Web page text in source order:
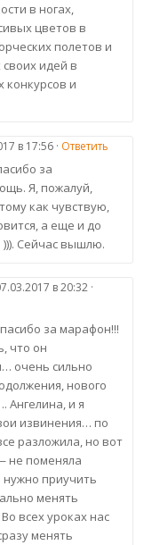
в ногах,
цветов в
полетов и
идей в
конкурсов и
в 17:56 · Ответить
за
Я, пожалуй,
как чувствую,
а еще и до
Сейчас вышлю.
в 20:32 ·
за марафон!!!
что он
очень сильно
нового
Ангелина, и я
извинения… по
разложила, но вот
не поменяла
приучить
менять
всех уроках нас
менять